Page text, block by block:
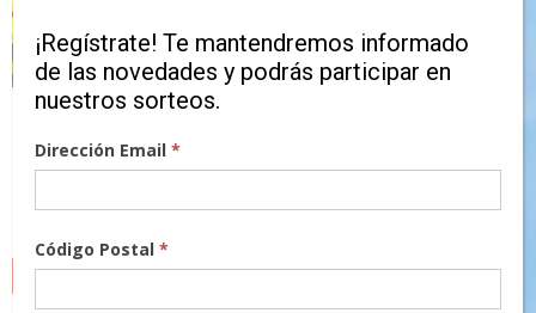
¡Regístrate! Te mantendremos informado
de las novedades y podrás participar en
nuestros sorteos.
Dirección Email*
Código Postal*